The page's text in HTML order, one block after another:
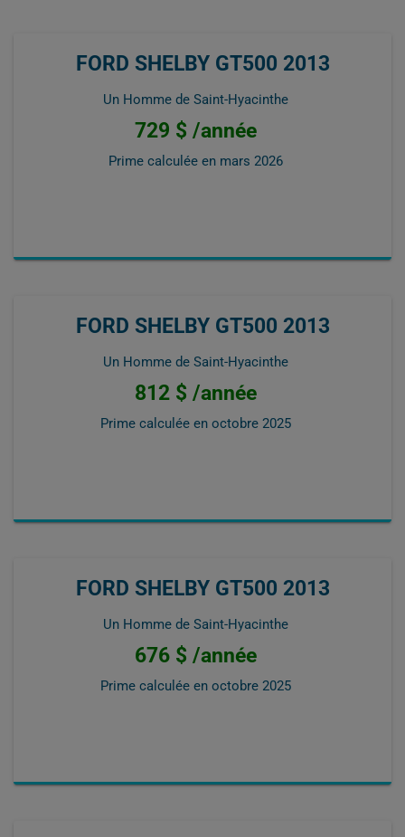
FORD SHELBY GT500 2013
Un Homme de Saint-Hyacinthe
729 $ /année
Prime calculée en mars 2026
FORD SHELBY GT500 2013
Un Homme de Saint-Hyacinthe
812 $ /année
Prime calculée en octobre 2025
FORD SHELBY GT500 2013
Un Homme de Saint-Hyacinthe
676 $ /année
Prime calculée en octobre 2025